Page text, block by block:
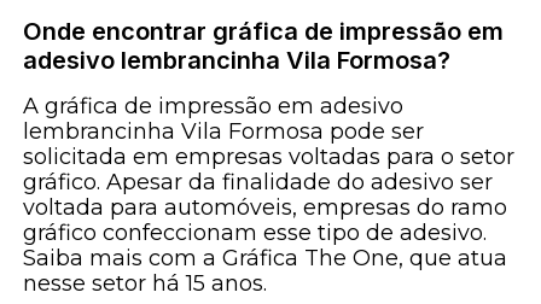
Onde encontrar gráfica de impressão em
adesivo lembrancinha Vila Formosa?
A gráfica de impressão em adesivo
lembrancinha Vila Formosa pode ser
solicitada em empresas voltadas para o setor
gráfico. Apesar da finalidade do adesivo ser
voltada para automóveis, empresas do ramo
gráfico confeccionam esse tipo de adesivo.
Saiba mais com a Gráfica The One, que atua
nesse setor há 15 anos.